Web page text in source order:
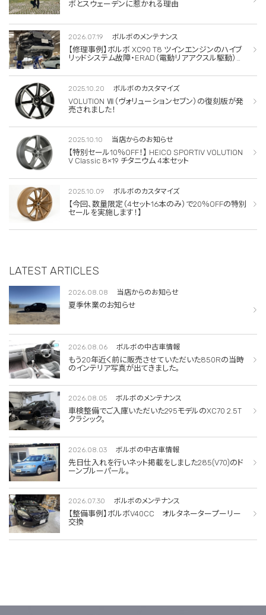
ボとスウェーデンに惹かれる理由
2026.07.19 ボルボのメンテナンス
【修理事例】ボルボ XC90 T8 ツインエンジンのハイブ
リッドシステム故障・ERAD（電動リアアクスル駆動）交
2025.10.20 ボルボのカスタマイズ
VOLUTION Ⅶ（ヴォリューションセブン）の復刻版が発
売されました！
2025.10.10 当店からのお知らせ
【特別セール10％OFF！】 HEICO SPORTIV VOLUTION
V Classic 8×19 チタニウム 4本セット
2025.10.09 ボルボのカスタマイズ
【今回、数量限定（4セット16本のみ）で20％OFFの特別
セールを実施します！】
LATEST ARTICLES
2026.08.08 当店からのお知らせ
夏季休業のお知らせ
2026.08.06 ボルボの中古車情報
もう20年近く前に販売させていただいた850Rの当時
のインテリア写真が出てきました。
2026.08.05 ボルボのメンテナンス
車検整備でご入庫いただいた295モデルのXC70 2.5T
クラシック。
2026.08.03 ボルボの中古車情報
先日仕入れを行いネット掲載をしました285(V70)のド
ーンブルーパール。
2026.07.30 ボルボのメンテナンス
【整備事例】ボルボV40CC オルタネータープーリー
交換